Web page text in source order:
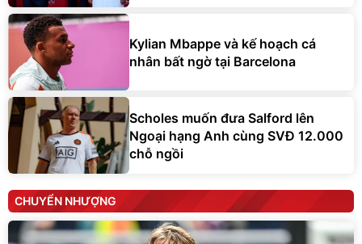
Kylian Mbappe và kế hoạch cá
nhân bất ngờ tại Barcelona
Scholes muốn đưa Salford lên
Ngoại hạng Anh cùng SVĐ 12.000
chỗ ngồi
CHUYỂN NHƯỢNG